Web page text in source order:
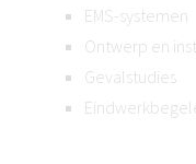
EMS-systemen
Ontwerp en
Gevalstudies